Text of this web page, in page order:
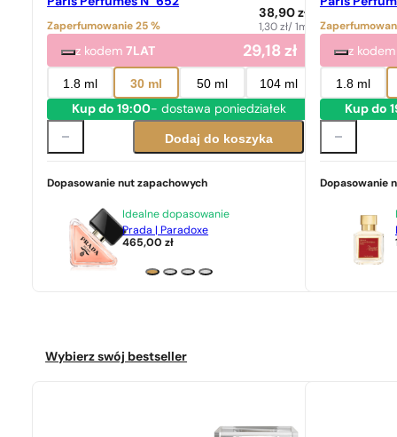
Zaperfumowanie 25 %
38,90zł
1,30zł/ 1ml
z kodem7LAT 29,18zł
1.8 ml 30 ml 50 ml 104 ml
Kup do 19:00- dostawa poniedziałek
Dodaj do koszyka
Dopasowanie nut zapachowych
Idealne dopasowanie
Prada | Paradoxe
465,00zł
z
1.8 ml
Kup do
Dopasowanie
Wybierz swój bestseller